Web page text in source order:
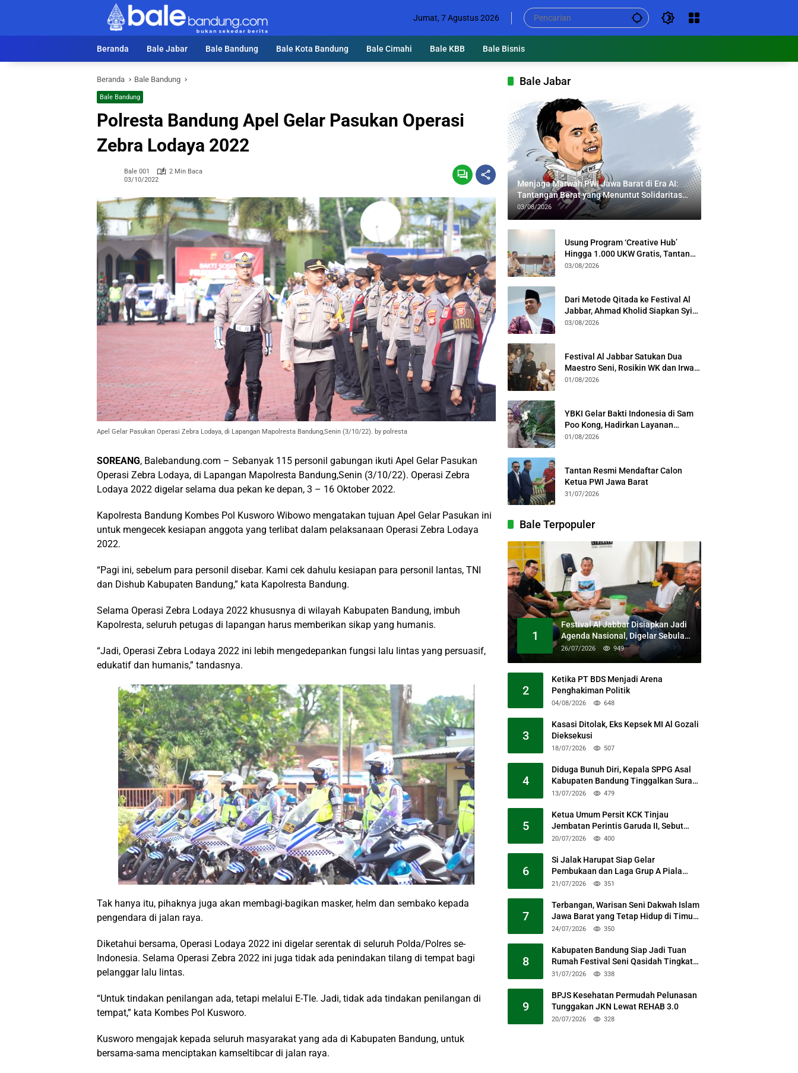
Jumat, 7 Agustus 2026
Beranda Bale Jabar Bale Bandung Bale Kota Bandung Bale Cimahi Bale KBB Bale Bisnis
Beranda Bale Bandung
Bale Bandung
Polresta Bandung Apel Gelar Pasukan Operasi
Zebra Lodaya 2022
Bale 001
2 Min Baca
03/10/2022
Apel Gelar Pasukan Operasi Zebra Lodaya, di Lapangan Mapolresta Bandung,Senin (3/10/22). by polresta
SOREANG, Balebandung.com – Sebanyak 115 personil gabungan ikuti Apel Gelar Pasukan
Operasi Zebra Lodaya, di Lapangan Mapolresta Bandung,Senin (3/10/22). Operasi Zebra
Lodaya 2022 digelar selama dua pekan ke depan, 3 – 16 Oktober 2022.
Kapolresta Bandung Kombes Pol Kusworo Wibowo mengatakan tujuan Apel Gelar Pasukan ini
untuk mengecek kesiapan anggota yang terlibat dalam pelaksanaan Operasi Zebra Lodaya
2022.
“Pagi ini, sebelum para personil disebar. Kami cek dahulu kesiapan para personil lantas, TNI
dan Dishub Kabupaten Bandung,” kata Kapolresta Bandung.
Selama Operasi Zebra Lodaya 2022 khususnya di wilayah Kabupaten Bandung, imbuh
Kapolresta, seluruh petugas di lapangan harus memberikan sikap yang humanis.
“Jadi, Operasi Zebra Lodaya 2022 ini lebih mengedepankan fungsi lalu lintas yang persuasif,
edukatif dan humanis,” tandasnya.
Tak hanya itu, pihaknya juga akan membagi-bagikan masker, helm dan sembako kepada
pengendara di jalan raya.
Diketahui bersama, Operasi Lodaya 2022 ini digelar serentak di seluruh Polda/Polres se-
Indonesia. Selama Operasi Zebra 2022 ini juga tidak ada penindakan tilang di tempat bagi
pelanggar lalu lintas.
“Untuk tindakan penilangan ada, tetapi melalui E-Tle. Jadi, tidak ada tindakan penilangan di
tempat,” kata Kombes Pol Kusworo.
Kusworo mengajak kepada seluruh masyarakat yang ada di Kabupaten Bandung, untuk
bersama-sama menciptakan kamseltibcar di jalan raya.
Bale Jabar
Menjaga Marwah PWI Jawa Barat di Era AI:
Tantangan Berat yang Menuntut Solidaritas
Lintas Generasi
03/08/2026
Usung Program ‘Creative Hub’
Hingga 1.000 UKW Gratis, Tantan
Sulthon Paparkan Visi PWI Jabar di
03/08/2026
Dari Metode Qitada ke Festival Al
Jabbar, Ahmad Kholid Siapkan Syiar
Al-Qur’an Lewat Nada
03/08/2026
Festival Al Jabbar Satukan Dua
Maestro Seni, Rosikin WK dan Irwan
Guntari Garap Pertunjukan Kolosal
01/08/2026
YBKI Gelar Bakti Indonesia di Sam
Poo Kong, Hadirkan Layanan
Kesehatan Gratis dan Dialog
01/08/2026
Tantan Resmi Mendaftar Calon
Ketua PWI Jawa Barat
31/07/2026
Bale Terpopuler
1
Festival Al Jabbar Disiapkan Jadi
Agenda Nasional, Digelar Sebulan
Penuh di Kawasan Masjid Raya Al
26/07/2026 949
2
Ketika PT BDS Menjadi Arena
Penghakiman Politik
04/08/2026 648
3
Kasasi Ditolak, Eks Kepsek MI Al Gozali
Dieksekusi
18/07/2026 507
4
Diduga Bunuh Diri, Kepala SPPG Asal
Kabupaten Bandung Tinggalkan Surat
Permohonan Maaf
13/07/2026 479
5
Ketua Umum Persit KCK Tinjau
Jembatan Perintis Garuda II, Sebut
Simbol Kebersamaan TNI dan Rakyat
20/07/2026 400
6
Si Jalak Harupat Siap Gelar
Pembukaan dan Laga Grup A Piala
Presiden 2026 Sabtu Mendatang
21/07/2026 351
7
Terbangan, Warisan Seni Dakwah Islam
Jawa Barat yang Tetap Hidup di Timur
Kabupaten Bandung
24/07/2026 350
8
Kabupaten Bandung Siap Jadi Tuan
Rumah Festival Seni Qasidah Tingkat
Nasional
31/07/2026 338
9
BPJS Kesehatan Permudah Pelunasan
Tunggakan JKN Lewat REHAB 3.0
20/07/2026 328